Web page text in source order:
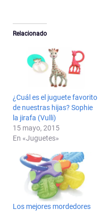
Relacionado
¿Cuál es el juguete favorito
de nuestras hijas? Sophie
la jirafa (Vulli)
15 mayo, 2015
En «Juguetes»
Los mejores mordedores